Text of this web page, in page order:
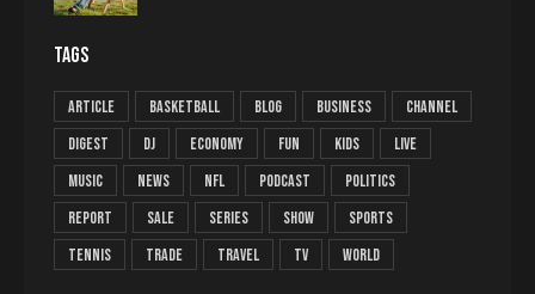
TAGS
article basketball blog business
channel
digest
dj economy fun kids
live
music
news NFL podcast
politics
report
sale series show
sports
tennis
trade travel tv world